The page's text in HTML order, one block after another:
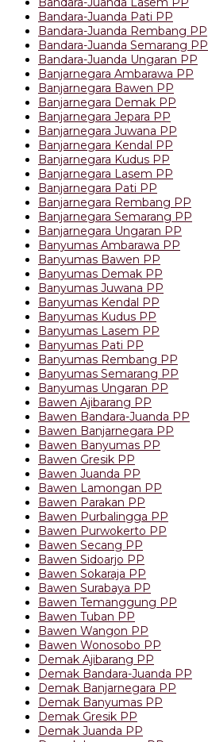
Bandara-Juanda Pati PP
Bandara-Juanda Rembang PP
Bandara-Juanda Semarang PP
Bandara-Juanda Ungaran PP
Banjarnegara Ambarawa PP
Banjarnegara Bawen PP
Banjarnegara Demak PP
Banjarnegara Jepara PP
Banjarnegara Juwana PP
Banjarnegara Kendal PP
Banjarnegara Kudus PP
Banjarnegara Lasem PP
Banjarnegara Pati PP
Banjarnegara Rembang PP
Banjarnegara Semarang PP
Banjarnegara Ungaran PP
Banyumas Ambarawa PP
Banyumas Bawen PP
Banyumas Demak PP
Banyumas Juwana PP
Banyumas Kendal PP
Banyumas Kudus PP
Banyumas Lasem PP
Banyumas Pati PP
Banyumas Rembang PP
Banyumas Semarang PP
Banyumas Ungaran PP
Bawen Ajibarang PP
Bawen Bandara-Juanda PP
Bawen Banjarnegara PP
Bawen Banyumas PP
Bawen Gresik PP
Bawen Juanda PP
Bawen Lamongan PP
Bawen Parakan PP
Bawen Purbalingga PP
Bawen Purwokerto PP
Bawen Secang PP
Bawen Sidoarjo PP
Bawen Sokaraja PP
Bawen Surabaya PP
Bawen Temanggung PP
Bawen Tuban PP
Bawen Wangon PP
Bawen Wonosobo PP
Demak Ajibarang PP
Demak Bandara-Juanda PP
Demak Banjarnegara PP
Demak Banyumas PP
Demak Gresik PP
Demak Juanda PP